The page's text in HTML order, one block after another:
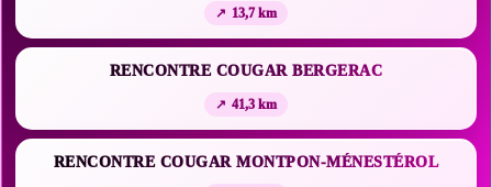
13,7 km
RENCONTRE COUGAR BERGERAC
41,3 km
RENCONTRE COUGAR MONTPON-MÉNESTÉROL